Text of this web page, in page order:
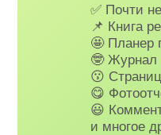
✅ Почти
📌 Книга
🤩 Планер
🤓 Журнал
😗
😋
😃
и многое